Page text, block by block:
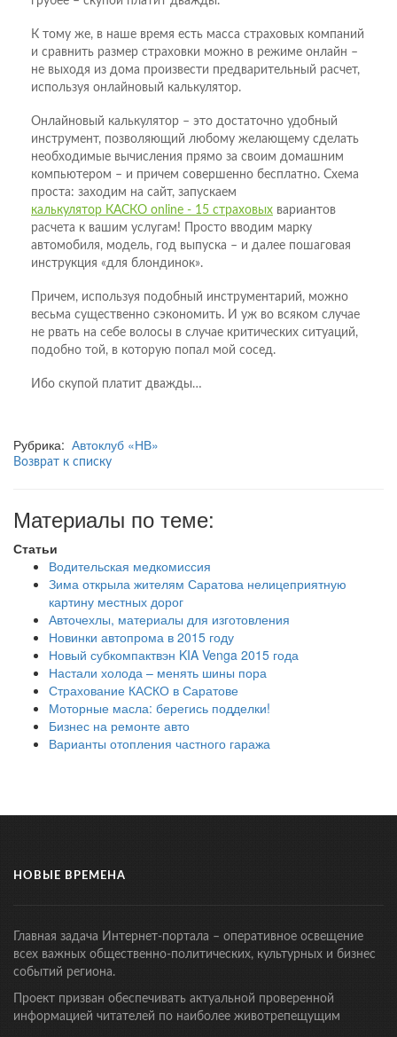
К тому же, в наше время есть масса страховых компаний
и сравнить размер страховки можно в режиме онлайн –
не выходя из дома произвести предварительный расчет,
используя онлайновый калькулятор.
Онлайновый калькулятор – это достаточно удобный
инструмент, позволяющий любому желающему сделать
необходимые вычисления прямо за своим домашним
компьютером – и причем совершенно бесплатно. Схема
проста: заходим на сайт, запускаем
калькулятор КАСКО online - 15 страховых вариантов
расчета к вашим услугам! Просто вводим марку
автомобиля, модель, год выпуска – и далее пошаговая
инструкция «для блондинок».
Причем, используя подобный инструментарий, можно
весьма существенно сэкономить. И уж во всяком случае
не рвать на себе волосы в случае критических ситуаций,
подобно той, в которую попал мой сосед.
Ибо скупой платит дважды…
Рубрика: Автоклуб «НВ»
Возврат к списку
Материалы по теме:
Статьи
Водительская медкомиссия
Зима открыла жителям Саратова нелицеприятную
картину местных дорог
Авточехлы, материалы для изготовления
Новинки автопрома в 2015 году
Новый субкомпактвэн KIA Venga 2015 года
Настали холода – менять шины пора
Страхование КАСКО в Саратове
Моторные масла: берегись подделки!
Бизнес на ремонте авто
Варианты отопления частного гаража
НОВЫЕ ВРЕМЕНА
Главная задача Интернет-портала – оперативное освещение
всех важных общественно-политических, культурных и бизнес
событий региона.
Проект призван обеспечивать актуальной проверенной
информацией читателей по наиболее животрепещущим